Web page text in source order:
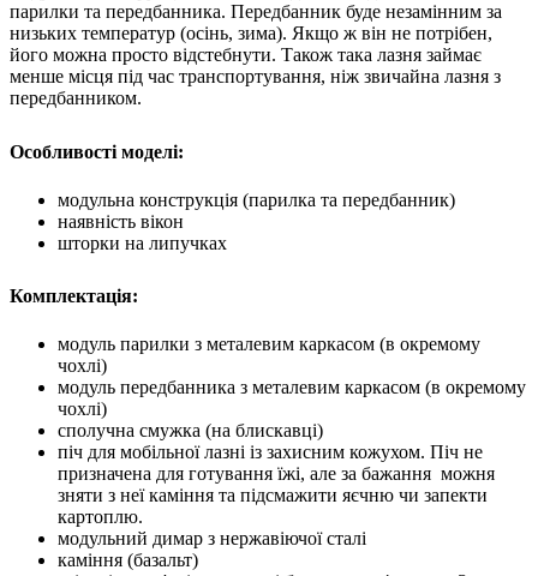
парилки та передбанника. Передбанник буде незамінним за
низьких температур (осінь, зима). Якщо ж він не потрібен,
його можна просто відстебнути. Також така лазня займає
менше місця під час транспортування, ніж звичайна лазня з
передбанником.
Особливості моделі:
модульна конструкція (парилка та передбанник)
наявність вікон
шторки на липучках
Комплектація:
модуль парилки з металевим каркасом (в окремому
чохлі)
модуль передбанника з металевим каркасом (в окремому
чохлі)
сполучна смужка (на блискавці)
піч для мобільної лазні із захисним кожухом. Піч не
призначена для готування їжі, але за бажання можня
зняти з неї каміння та підсмажити яєчню чи запекти
картоплю.
модульний димар з нержавіючої сталі
каміння (базальт)